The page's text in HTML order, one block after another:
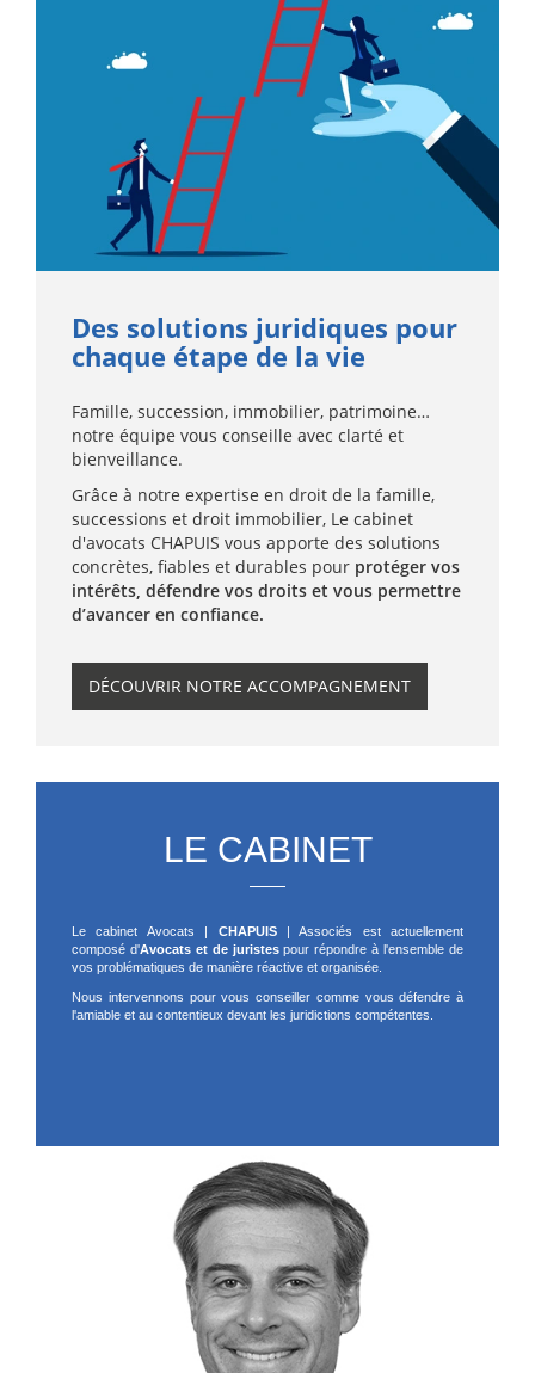
Des solutions juridiques pour
chaque étape de la vie
Famille, succession, immobilier, patrimoine…
notre équipe vous conseille avec clarté et
bienveillance.
Grâce à notre expertise en droit de la famille,
successions et droit immobilier, Le cabinet
d'avocats CHAPUIS vous apporte des solutions
concrètes, fiables et durables pour protéger vos
intérêts, défendre vos droits et vous permettre
d’avancer en confiance.
DÉCOUVRIR NOTRE ACCOMPAGNEMENT
LE CABINET
Le cabinet Avocats | CHAPUIS| Associés est actuellement
composé d'Avocats et de juristespour répondre à l'ensemble de
vos problématiques de manière réactive et organisée.
Nous intervennons pour vous conseiller comme vous défendre à
l'amiable et au contentieux devant les juridictions compétentes.
LE CABINET